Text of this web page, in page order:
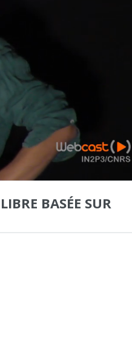
BASÉE SUR